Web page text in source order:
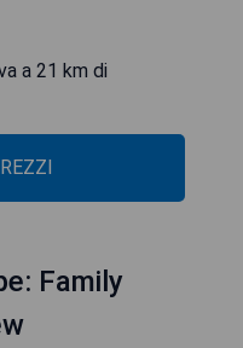
a 21 km di
Family